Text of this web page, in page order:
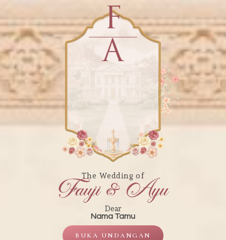
F
A
The Wedding of
Fauji & Ayu
Dear
Nama Tamu
BUKA UNDANGAN